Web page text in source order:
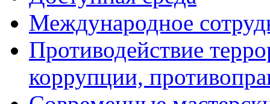
Международное
Противодействие
коррупции,